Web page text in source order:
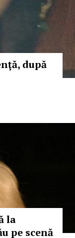
după
la
pe scenă